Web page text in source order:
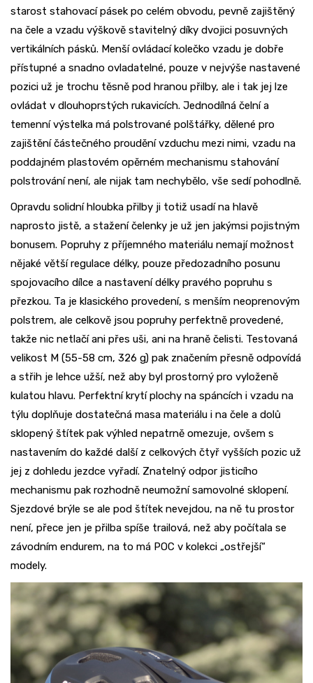
starost stahovací pásek po celém obvodu, pevně zajištěný
na čele a vzadu výškově stavitelný díky dvojici posuvných
vertikálních pásků. Menší ovládací kolečko vzadu je dobře
přístupné a snadno ovladatelné, pouze v nejvýše nastavené
pozici už je trochu těsně pod hranou přilby, ale i tak jej lze
ovládat v dlouhoprstých rukavicích. Jednodílná čelní a
temenní výstelka má polstrované polštářky, dělené pro
zajištění částečného proudění vzduchu mezi nimi, vzadu na
poddajném plastovém opěrném mechanismu stahování
polstrování není, ale nijak tam nechybělo, vše sedí pohodlně.
Opravdu solidní hloubka přilby ji totiž usadí na hlavě
naprosto jistě, a stažení čelenky je už jen jakýmsi pojistným
bonusem. Popruhy z příjemného materiálu nemají možnost
nějaké větší regulace délky, pouze předozadního posunu
spojovacího dílce a nastavení délky pravého popruhu s
přezkou. Ta je klasického provedení, s menším neoprenovým
polstrem, ale celkově jsou popruhy perfektně provedené,
takže nic netlačí ani přes uši, ani na hraně čelisti. Testovaná
velikost M (55-58 cm, 326 g) pak značením přesně odpovídá
a střih je lehce užší, než aby byl prostorný pro vyloženě
kulatou hlavu. Perfektní krytí plochy na spáncích i vzadu na
týlu doplňuje dostatečná masa materiálu i na čele a dolů
sklopený štítek pak výhled nepatrně omezuje, ovšem s
nastavením do každé další z celkových čtyř vyšších pozic už
jej z dohledu jezdce vyřadí. Znatelný odpor jisticího
mechanismu pak rozhodně neumožní samovolné sklopení.
Sjezdové brýle se ale pod štítek nevejdou, na ně tu prostor
není, přece jen je přilba spíše trailová, než aby počítala se
závodním endurem, na to má POC v kolekci „ostřejší“
modely.